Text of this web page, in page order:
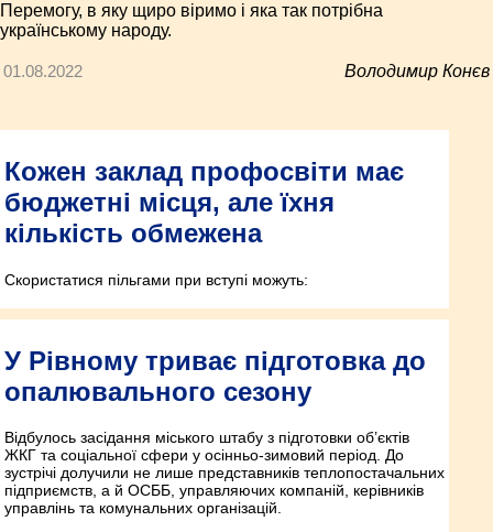
Перемогу, в яку щиро віримо і яка так потрібна
українському народу.
01.08.2022 Володимир Конєв
Кожен заклад профосвіти має
бюджетні місця, але їхня
кількість обмежена
Скористатися пільгами при вступі можуть:
У Рівному триває підготовка до
опалювального сезону
Відбулось засідання міського штабу з підготовки об’єктів
ЖКГ та соціальної сфери у осінньо-зимовий період. До
зустрічі долучили не лише представників теплопостачальних
підприємств, а й ОСББ, управляючих компаній, керівників
управлінь та комунальних організацій.